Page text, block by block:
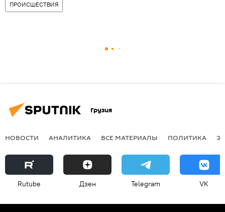
ПРОИСШЕСТВИЯ
Грузия
НОВОСТИ АНАЛИТИКА ВСЕ МАТЕРИАЛЫ ПОЛИТИКА
Rutube Дзен Telegram VK